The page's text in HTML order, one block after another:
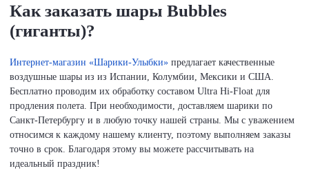
Как заказать шары Bubbles
(гиганты)?
Интернет-магазин «Шарики-Улыбки» предлагает качественные
воздушные шары из из Испании, Колумбии, Мексики и США.
Бесплатно проводим их обработку составом Ultra Hi-Float для
продления полета. При необходимости, доставляем шарики по
Санкт-Петербургу и в любую точку нашей страны. Мы с уважением
относимся к каждому нашему клиенту, поэтому выполняем заказы
точно в срок. Благодаря этому вы можете рассчитывать на
идеальный праздник!